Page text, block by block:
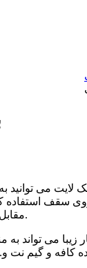
لایت می توانید
سقف استفاده
مقابل نورهای بلک لایت لذت ببرید.
زیبا می تواند